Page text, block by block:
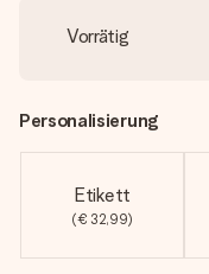
Vorrätig
Personalisierung
Etikett
(€ 32,99)